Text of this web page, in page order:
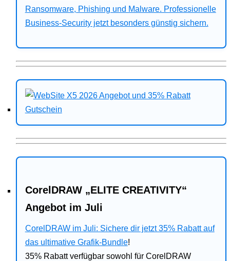
Ransomware, Phishing und Malware. Professionelle
Business-Security jetzt besonders günstig sichern.
CorelDRAW „ELITE CREATIVITY“
Angebot im Juli
CorelDRAW im Juli: Sichere dir jetzt 35% Rabatt auf
das ultimative Grafik-Bundle!
35% Rabatt verfügbar sowohl für CorelDRAW